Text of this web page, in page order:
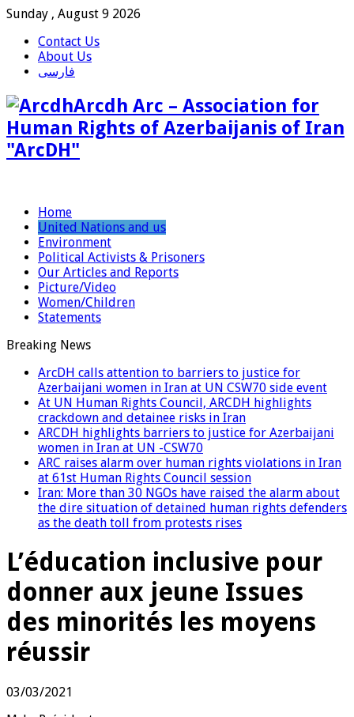
Sunday , August 9 2026
Contact Us
About Us
فارسی
Arcdh Arc – Association for
Human Rights of Azerbaijanis of Iran
"ArcDH"
Home
United Nations and us
Environment
Political Activists & Prisoners
Our Articles and Reports
Picture/Video
Women/Children
Statements
Breaking News
ArcDH calls attention to barriers to justice for
Azerbaijani women in Iran at UN CSW70 side event
At UN Human Rights Council, ARCDH highlights
crackdown and detainee risks in Iran
ARCDH highlights barriers to justice for Azerbaijani
women in Iran at UN -CSW70
ARC raises alarm over human rights violations in Iran
at 61st Human Rights Council session
Iran: More than 30 NGOs have raised the alarm about
the dire situation of detained human rights defenders
as the death toll from protests rises
L’éducation inclusive pour
donner aux jeune Issues
des minorités les moyens
réussir
03/03/2021